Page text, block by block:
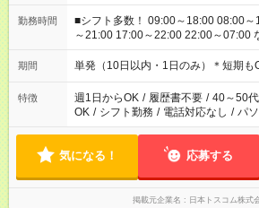
勤務時間
■シフト多数！ 09:00～18:00 08:00～17:00 13:00～22:00 12:00
～21:00 17:00～22:00 22:00～07:00 など好きな時間を選べま
す！
期間 単発（10日以内・1日のみ）＊短期も
特徴 週1日からOK / 履歴書不要 / 40～50
OK / シフト勤務 / 電話対応なし / パ
気になる！ 応募する
掲載元企業名 日本トスコム株式